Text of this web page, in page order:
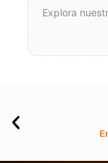
Explora